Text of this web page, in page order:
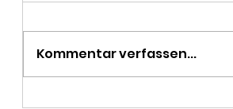
XY-Retro: Die
Kommentar verfassen...